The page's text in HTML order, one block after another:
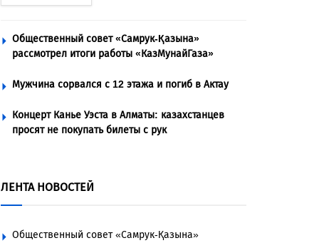
Общественный совет «Самрук-Қазына»
рассмотрел итоги работы «КазМунайГаза»
Мужчина сорвался с 12 этажа и погиб в Актау
Концерт Канье Уэста в Алматы: казахстанцев
просят не покупать билеты с рук
ЛЕНТА НОВОСТЕЙ
Общественный совет «Самрук-Қазына»